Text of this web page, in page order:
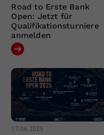
Road to Erste Bank
Open: Jetzt für
Qualifikationsturniere
anmelden
17.06.2025